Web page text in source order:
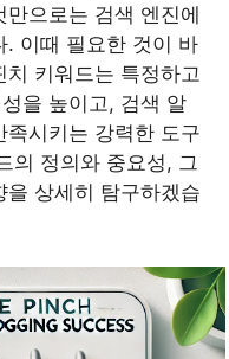
으로는 검색 엔진에
. 이때 필요한 것이 바
치 키워드는 특정하고
을 높이고, 검색 알
족시키는 강력한 도구
의 정의와 중요성, 그
상세히 탐구하겠습